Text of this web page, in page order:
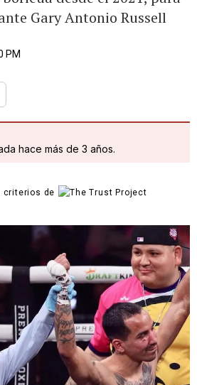
Gary Antonio Russell
PM
hace más de 3 años.
criterios de